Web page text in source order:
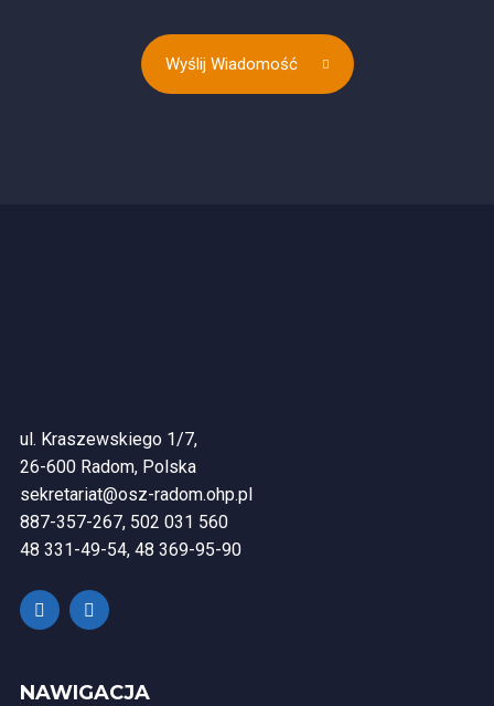
Wyślij Wiadomość
ul. Kraszewskiego 1/7,
26-600 Radom, Polska
sekretariat@osz-radom.ohp.pl
887-357-267, 502 031 560
48 331-49-54, 48 369-95-90
NAWIGACJA